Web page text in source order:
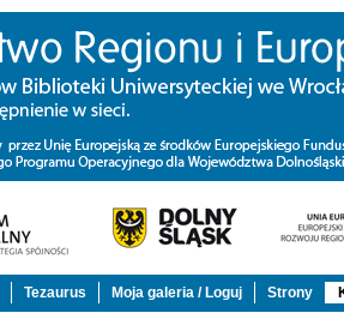
Tezaurus Moja galeria / Loguj Strony